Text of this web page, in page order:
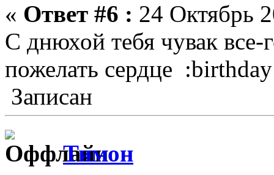
« Ответ #6 : 24 Октябрь
С днюхой тебя чувак все-
пожелать сердце
Записан
Тимон